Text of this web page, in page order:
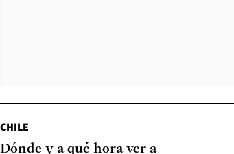
CHILE
Dónde y a qué hora ver a